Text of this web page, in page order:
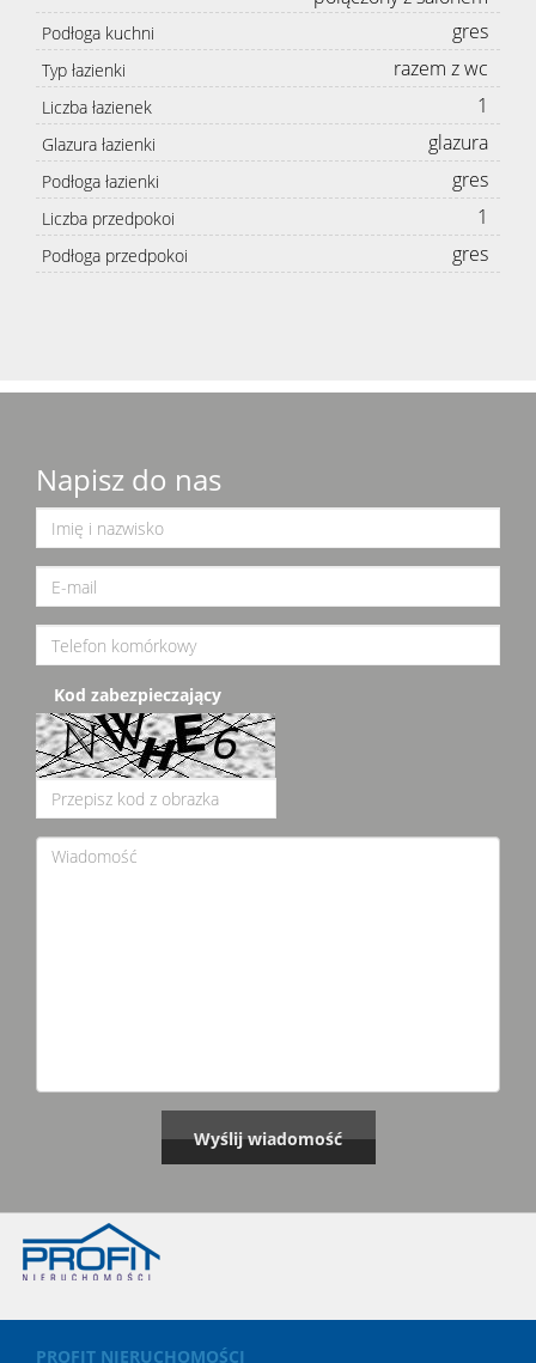
Podłoga kuchni gres
Typ łazienki razem z wc
Liczba łazienek 1
Glazura łazienki glazura
Podłoga łazienki gres
Liczba przedpokoi 1
Podłoga przedpokoi gres
Napisz do nas
Kod zabezpieczający
PROFIT NIERUCHOMOŚCI